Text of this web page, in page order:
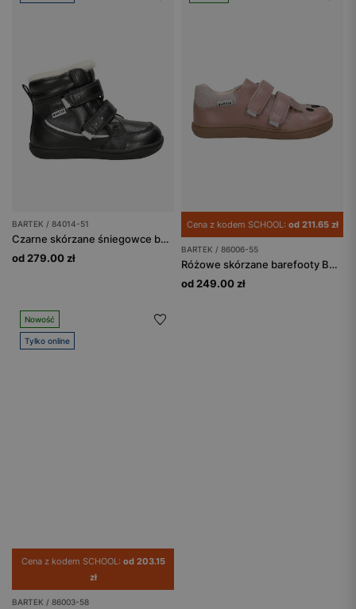
BARTEK / 84014-51
Czarne skórzane śniegowce barefoot ocieplane naturalną wełną BARTEK 84014-51
od 279.00 zł
Cena z kodem SCHOOL: od 211.65 zł
BARTEK / 86006-55
Różowe skórzane barefooty BARTEK z misiem na nosku 86006-55
od 249.00 zł
Nowość
Tylko online
Cena z kodem SCHOOL: od 203.15
zł
BARTEK / 86003-58